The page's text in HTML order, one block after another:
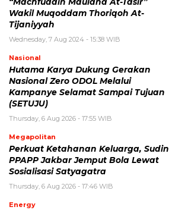
Wakil Muqoddam Thoriqoh At-
Tijaniyyah
Wednesday, 7 Aug 2024 - 15:38 WIB
Nasional
Hutama Karya Dukung Gerakan
Nasional Zero ODOL Melalui
Kampanye Selamat Sampai Tujuan
(SETUJU)
Thursday, 6 Aug 2026 - 17:55 WIB
Megapolitan
Perkuat Ketahanan Keluarga, Sudin
PPAPP Jakbar Jemput Bola Lewat
Sosialisasi Satyagatra
Thursday, 6 Aug 2026 - 17:46 WIB
Energy